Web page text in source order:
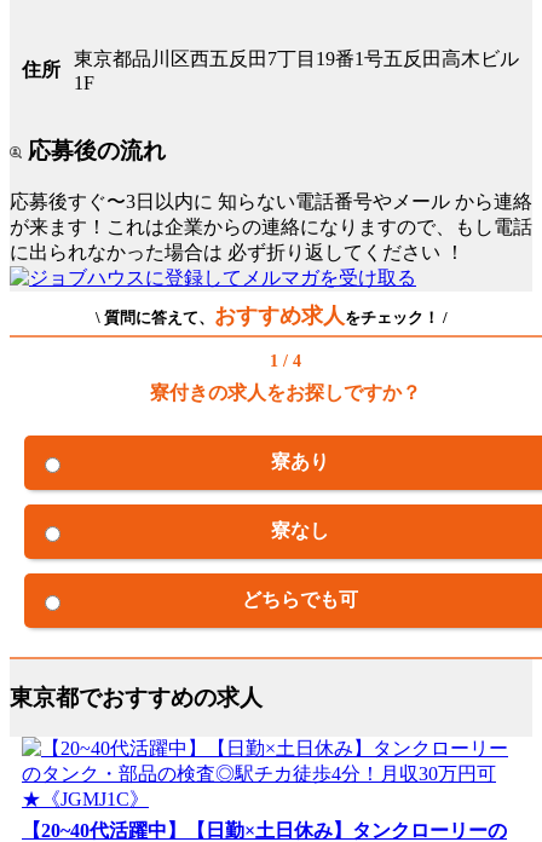
住所
東京都品川区西五反田7丁目19番1号五反田高木ビル
1F
応募後の流れ
応募後すぐ〜3日以内に 知らない電話番号やメール から連絡
が来ます！これは企業からの連絡になりますので、もし電話
に出られなかった場合は 必ず折り返してください ！
\ 質問に答えて、 おすすめ求人をチェック！ /
1 / 4
寮付きの求人をお探しですか？
寮あり
寮なし
どちらでも可
東京都でおすすめの求人
【20~40代活躍中】【日勤×土日休み】タンクローリーの